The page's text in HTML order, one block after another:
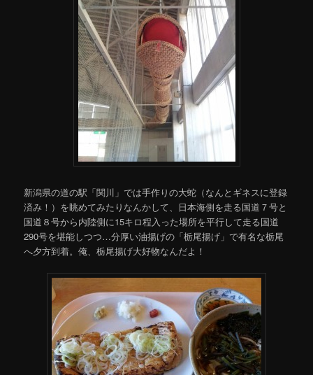
新潟県の道の駅「関川」では手作りの大蛇（なんとギネスに登録
済み！）を眺めてみたりなんかして、日本海側を走る国道７号と
国道８号から内陸側に15キロ程入った場所を平行して走る国道
290号を堪能しつつ…分厚い油揚げの「栃尾揚げ」で有名な栃尾
へ夕方到着。俺、栃尾揚げ大好物なんだよ！